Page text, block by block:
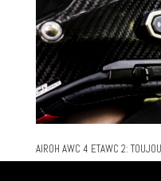
AIROH AWC 4 ETAWC 2: